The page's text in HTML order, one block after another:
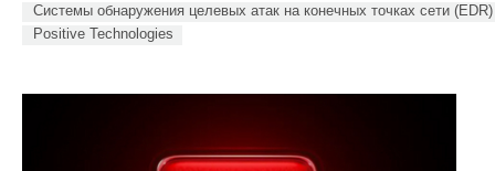
Системы обнаружения целевых атак на конечных точках сети (EDR)
Positive Technologies